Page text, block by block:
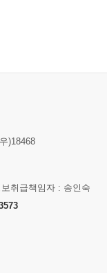
)18468
취급책임자 : 송인숙